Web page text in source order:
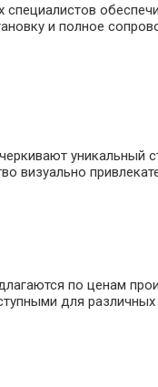
и полное
уникальный
визуально
по ценам
для